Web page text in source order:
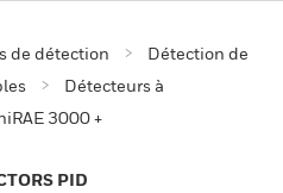
de détection
Détection de
Détecteurs à
3000 +
PID